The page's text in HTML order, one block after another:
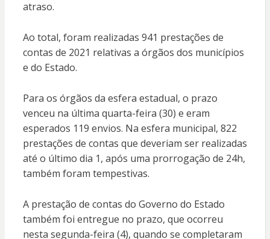
atraso.
Ao total, foram realizadas 941 prestações de
contas de 2021 relativas a órgãos dos municípios
e do Estado.
Para os órgãos da esfera estadual, o prazo
venceu na última quarta-feira (30) e eram
esperados 119 envios. Na esfera municipal, 822
prestações de contas que deveriam ser realizadas
até o último dia 1, após uma prorrogação de 24h,
também foram tempestivas.
A prestação de contas do Governo do Estado
também foi entregue no prazo, que ocorreu
nesta segunda-feira (4), quando se completaram